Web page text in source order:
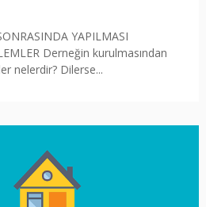
YAPILMASI
Derneğin kurulmasından
nelerdir? Dilerse...